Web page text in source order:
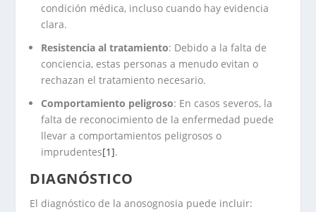
condición médica, incluso cuando hay evidencia
clara.
Resistencia al tratamiento: Debido a la falta de
conciencia, estas personas a menudo evitan o
rechazan el tratamiento necesario.
Comportamiento peligroso: En casos severos, la
falta de reconocimiento de la enfermedad puede
llevar a comportamientos peligrosos o
imprudentes[1].
DIAGNÓSTICO
El diagnóstico de la anosognosia puede incluir: